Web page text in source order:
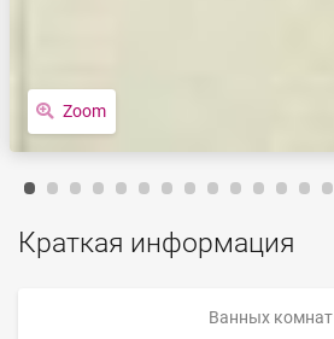
Zoom
Краткая информация
Ванных комнат